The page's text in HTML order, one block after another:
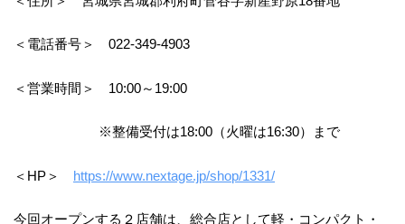
＜電話番号＞ 022-349-4903
＜営業時間＞ 10:00～19:00
※整備受付は18:00（火曜は16:30）まで
＜HP＞ https://www.nextage.jp/shop/1331/
今回オープンする２店舗は、総合店として軽・コンパクト・